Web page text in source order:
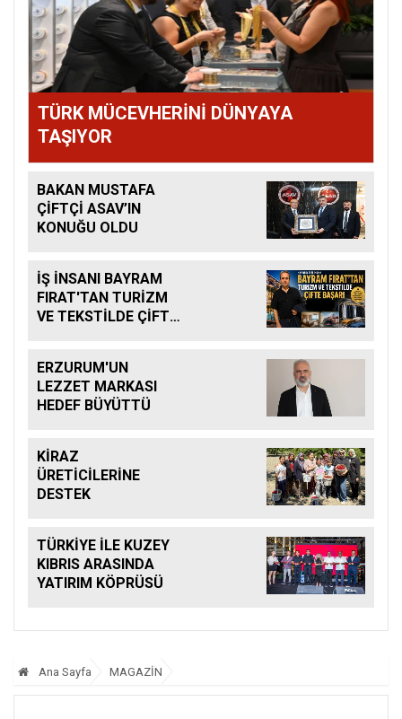
TÜRK MÜCEVHERİNİ DÜNYAYA
TAŞIYOR
BAKAN MUSTAFA
ÇİFTÇİ ASAV’IN
KONUĞU OLDU
İŞ İNSANI BAYRAM
FIRAT'TAN TURİZM
VE TEKSTİLDE ÇİFTE
ERZURUM'UN
LEZZET MARKASI
HEDEF BÜYÜTTÜ
KİRAZ
ÜRETİCİLERİNE
DESTEK
TÜRKİYE İLE KUZEY
KIBRIS ARASINDA
YATIRIM KÖPRÜSÜ
Ana Sayfa MAGAZİN